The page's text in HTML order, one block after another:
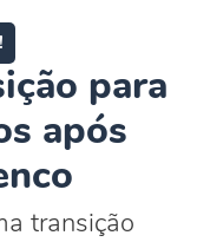
para
após
transição